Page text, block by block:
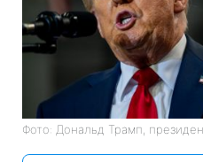
Фото: Дональд Трамп,